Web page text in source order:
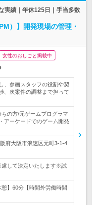
実績｜年休125日｜手当多数
）】開発現場の管理・
女性のおしごと掲載中
、参画スタッフの役割や契
、次案件の調整まで担って
ちの方/元ゲームプログラマ
アーケードでのゲーム開発
府大阪市浪速区元町3-1-4
慮して決定いたします※試
】60分【時間外労働時間